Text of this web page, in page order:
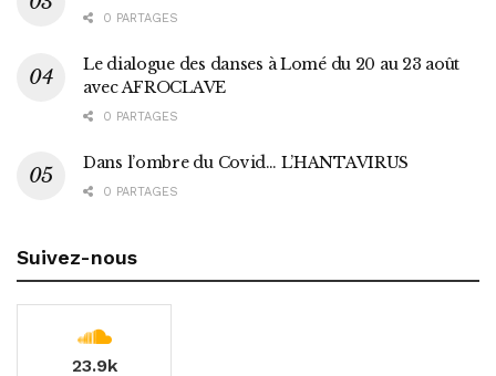
0 PARTAGES
Le dialogue des danses à Lomé du 20 au 23 août
avec AFROCLAVE
0 PARTAGES
Dans l’ombre du Covid… L’HANTAVIRUS
0 PARTAGES
Suivez-nous
23.9k